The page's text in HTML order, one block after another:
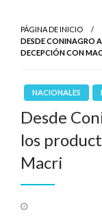
PÁGINA DE INICIO
DESDE CONINAGRO
DECEPCIÓN CON
NACIONALES
Desde
los
Macri